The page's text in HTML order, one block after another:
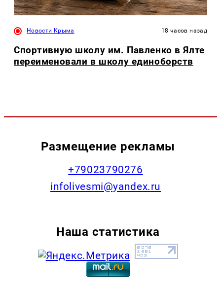
Новости Крыма 18 часов назад
Спортивную школу им. Павленко в Ялте
переименовали в школу единоборств
Размещение рекламы
+79023790276
infolivesmi@yandex.ru
Наша статистика